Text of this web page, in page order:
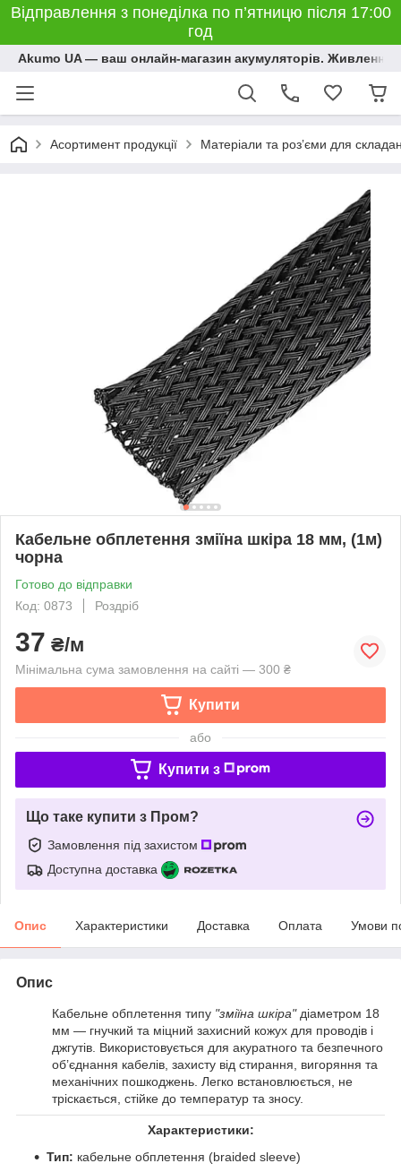
Відправлення з понеділка по п’ятницю після 17:00
год
Akumo UA — ваш онлайн-магазин акумуляторів. Живлення,
Асортимент продукції Матеріали та розʼєми для
Кабельне обплетення зміїна шкіра 18 мм, (1м)
чорна
Готово до відправки
Код: 0873
Роздріб
37 ₴/м
Мінімальна сума замовлення на сайті — 300 ₴
Купити
або
Купити з
Що таке купити з Пром?
Замовлення під захистом
Доступна доставка
Опис Характеристики Доставка Оплата Умови
Опис
Кабельне обплетення типу "зміїна шкіра"діаметром 18
мм — гнучкий та міцний захисний кожух для проводів і
джгутів. Використовується для акуратного та безпечного
об’єднання кабелів, захисту від стирання, вигоряння та
механічних пошкоджень. Легко встановлюється, не
тріскається, стійке до температур та зносу.
Характеристики:
Тип: кабельне обплетення (braided sleeve)